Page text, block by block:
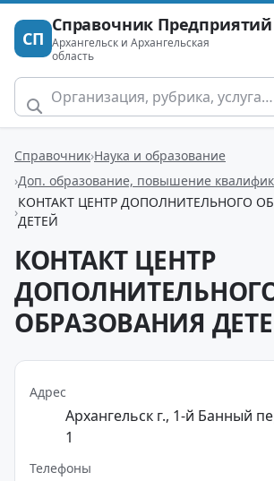
СП
Справочник Предприятий
Архангельск и Архангельская
область
Справочник Наука и образование
Доп. образование, повышение
КОНТАКТ ЦЕНТР ДОПОЛНИТЕЛЬНОГО
ДЕТЕЙ
КОНТАКТ ЦЕНТР
ОБРАЗОВАНИЯ
Адрес
Архангельск г., 1-й Банный
1
Телефоны